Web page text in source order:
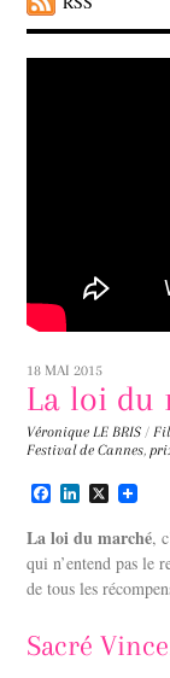
18 MAI 2015
La loi du
Véronique LE BRIS /
Festival de Cannes,
F
c
e
b
o
L
n
k
e
d
X
La loi du marché,
qui n’entend pas le
de tous les
Sacré